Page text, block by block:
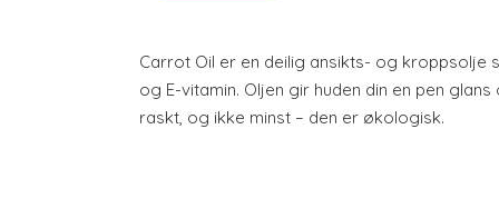
Carrot Oil er en deilig ansikts- og kroppsolje
og E-vitamin. Oljen gir huden din en pen
raskt, og ikke minst – den er økologisk.